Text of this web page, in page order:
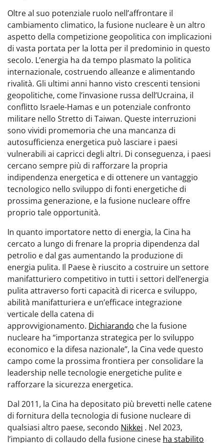
Oltre al suo potenziale ruolo nell’affrontare il
cambiamento climatico, la fusione nucleare è un altro
aspetto della competizione geopolitica con implicazioni
di vasta portata per la lotta per il predominio in questo
secolo. L’energia ha da tempo plasmato la politica
internazionale, costruendo alleanze e alimentando
rivalità. Gli ultimi anni hanno visto crescenti tensioni
geopolitiche, come l’invasione russa dell’Ucraina, il
conflitto Israele-Hamas e un potenziale confronto
militare nello Stretto di Taiwan. Queste interruzioni
sono vividi promemoria che una mancanza di
autosufficienza energetica può lasciare i paesi
vulnerabili ai capricci degli altri. Di conseguenza, i paesi
cercano sempre più di rafforzare la propria
indipendenza energetica e di ottenere un vantaggio
tecnologico nello sviluppo di fonti energetiche di
prossima generazione, e la fusione nucleare offre
proprio tale opportunità.
In quanto importatore netto di energia, la Cina ha
cercato a lungo di frenare la propria dipendenza dal
petrolio e dal gas aumentando la produzione di
energia pulita. Il Paese è riuscito a costruire un settore
manifatturiero competitivo in tutti i settori dell’energia
pulita attraverso forti capacità di ricerca e sviluppo,
abilità manifatturiera e un’efficace integrazione
verticale della catena di
approvvigionamento. Dichiarando che la fusione
nucleare ha “importanza strategica per lo sviluppo
economico e la difesa nazionale”, la Cina vede questo
campo come la prossima frontiera per consolidare la
leadership nelle tecnologie energetiche pulite e
rafforzare la sicurezza energetica.
Dal 2011, la Cina ha depositato più brevetti nelle catene
di fornitura della tecnologia di fusione nucleare di
qualsiasi altro paese, secondo Nikkei . Nel 2023,
l’impianto di collaudo della fusione cinese ha stabilito